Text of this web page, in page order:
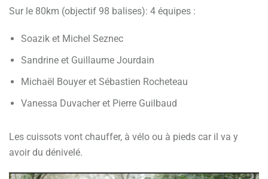
Sur le 80km (objectif 98 balises): 4 équipes :
Soazik et Michel Seznec
Sandrine et Guillaume Jourdain
Michaël Bouyer et Sébastien Rocheteau
Vanessa Duvacher et Pierre Guilbaud
Les cuissots vont chauffer, à vélo ou à pieds car il va y
avoir du dénivelé.